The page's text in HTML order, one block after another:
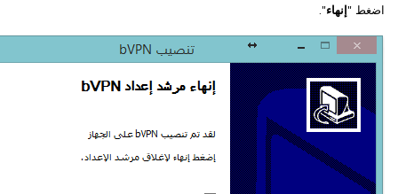
اضغط "إنهاء".